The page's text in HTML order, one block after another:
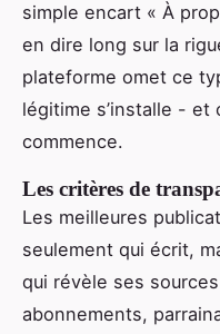
simple encart « À
en dire long sur la
plateforme omet ce
légitime s’installe - et
commence.
Les critères de
Les meilleures
seulement qui écrit,
qui révèle ses
abonnements,